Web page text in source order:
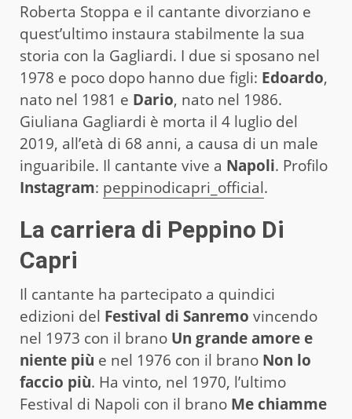
Roberta Stoppa e il cantante divorziano e
quest’ultimo instaura stabilmente la sua
storia con la Gagliardi. I due si sposano nel
1978 e poco dopo hanno due figli: Edoardo,
nato nel 1981 e Dario, nato nel 1986.
Giuliana Gagliardi è morta il 4 luglio del
2019, all’età di 68 anni, a causa di un male
inguaribile. Il cantante vive a Napoli. Profilo
Instagram: peppinodicapri_official.
La carriera di Peppino Di
Capri
Il cantante ha partecipato a quindici
edizioni del Festival di Sanremo vincendo
nel 1973 con il brano Un grande amore e
niente più e nel 1976 con il brano Non lo
faccio più. Ha vinto, nel 1970, l’ultimo
Festival di Napoli con il brano Me chiamme